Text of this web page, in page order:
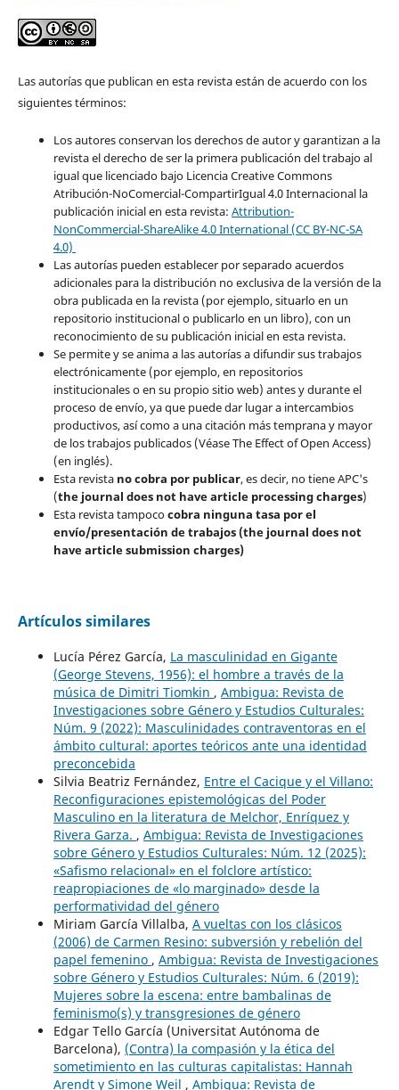
Las autorías que publican en esta revista están de acuerdo con los
siguientes términos:
Los autores conservan los derechos de autor y garantizan a la
revista el derecho de ser la primera publicación del trabajo al
igual que licenciado bajo Licencia Creative Commons
Atribución-NoComercial-CompartirIgual 4.0 Internacional la
publicación inicial en esta revista: Attribution-
NonCommercial-ShareAlike 4.0 International (CC BY-NC-SA
4.0)
Las autorías pueden establecer por separado acuerdos
adicionales para la distribución no exclusiva de la versión de la
obra publicada en la revista (por ejemplo, situarlo en un
repositorio institucional o publicarlo en un libro), con un
reconocimiento de su publicación inicial en esta revista.
Se permite y se anima a las autorías a difundir sus trabajos
electrónicamente (por ejemplo, en repositorios
institucionales o en su propio sitio web) antes y durante el
proceso de envío, ya que puede dar lugar a intercambios
productivos, así como a una citación más temprana y mayor
de los trabajos publicados (Véase The Effect of Open Access)
(en inglés).
Esta revista no cobra por publicar, es decir, no tiene APC's
(the journal does not have article processing charges)
Esta revista tampococobra ninguna tasa por el
envío/presentación de trabajos (the journal does not
have article submission charges)
Artículos similares
Lucía Pérez García, La masculinidad en Gigante
(George Stevens, 1956): el hombre a través de la
música de Dimitri Tiomkin , Ambigua: Revista de
Investigaciones sobre Género y Estudios Culturales:
Núm. 9 (2022): Masculinidades contraventoras en el
ámbito cultural: aportes teóricos ante una identidad
preconcebida
Silvia Beatriz Fernández, Entre el Cacique y el Villano:
Reconfiguraciones epistemológicas del Poder
Masculino en la literatura de Melchor, Enríquez y
Rivera Garza. , Ambigua: Revista de Investigaciones
sobre Género y Estudios Culturales: Núm. 12 (2025):
«Safismo relacional» en el folclore artístico:
reapropiaciones de «lo marginado» desde la
performatividad del género
Miriam García Villalba, A vueltas con los clásicos
(2006) de Carmen Resino: subversión y rebelión del
papel femenino , Ambigua: Revista de Investigaciones
sobre Género y Estudios Culturales: Núm. 6 (2019):
Mujeres sobre la escena: entre bambalinas de
feminismo(s) y transgresiones de género
Edgar Tello García (Universitat Autónoma de
Barcelona), (Contra) la compasión y la ética del
sometimiento en las culturas capitalistas: Hannah
Arendt y Simone Weil , Ambigua: Revista de